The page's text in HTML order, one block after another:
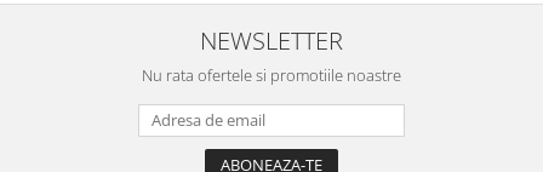
NEWSLETTER
Nu rata ofertele si promotiile noastre